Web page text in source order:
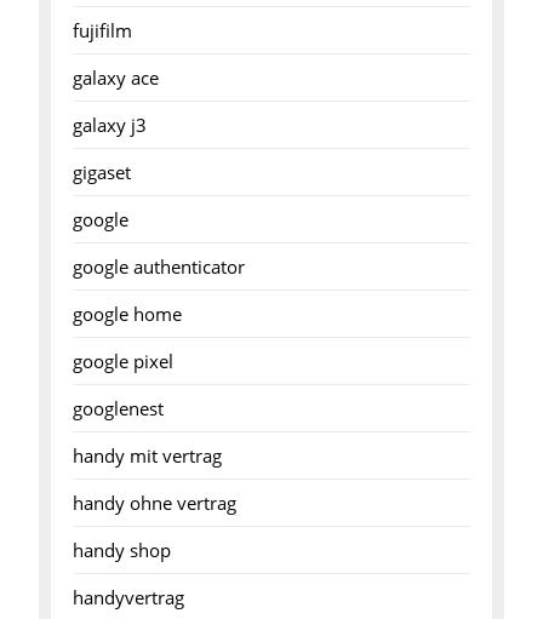
fujifilm
galaxy ace
galaxy j3
gigaset
google
google authenticator
google home
google pixel
googlenest
handy mit vertrag
handy ohne vertrag
handy shop
handyvertrag